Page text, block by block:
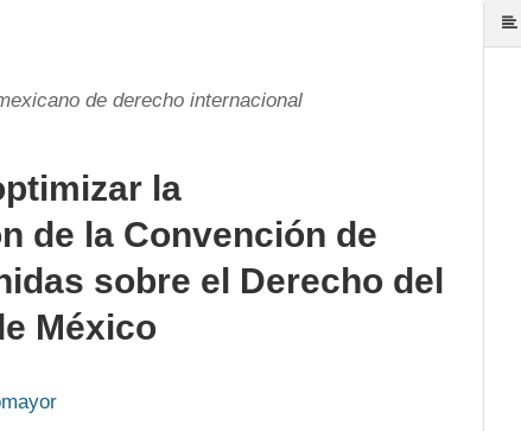
de derecho internacional
la
de la Convención de
sobre el Derecho del
México